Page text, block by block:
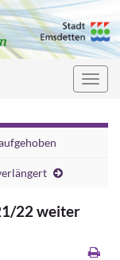
22 weiter